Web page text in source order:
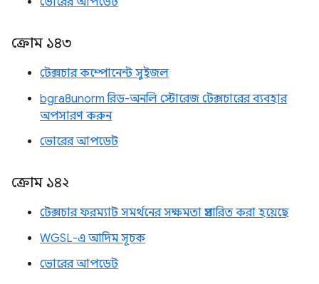
ক্রোম ১৪৩
টেক্সচার কম্পোনেন্ট সুইজল
bgra8unorm রিড-অনলি স্টোরেজ টেক্সচারের ব্যবহার
অপসারণ করুন
ভোরের আপডেট
ক্রোম ১৪২
টেক্সচার ফরম্যাট সমর্থনের সক্ষমতা প্রসারিত করা হয়েছে
WGSL-এ আদিম সূচক
ভোরের আপডেট